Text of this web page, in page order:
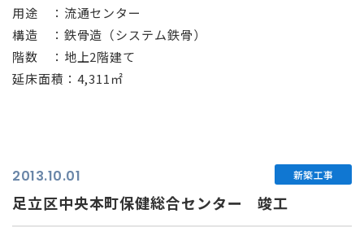
用途 ：流通センター
構造 ：鉄骨造（システム鉄骨）
階数 ：地上2階建て
延床面積：4,311㎡
2013.10.01 新築工事
足立区中央本町保健総合センター 竣工